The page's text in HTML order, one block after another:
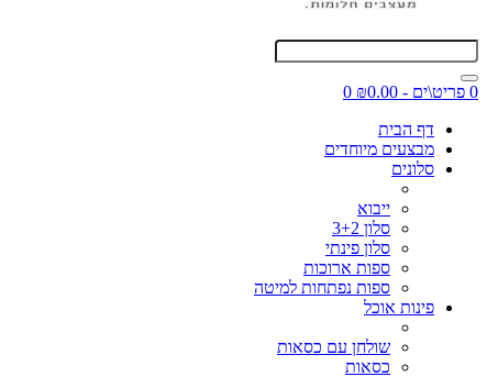
0 פריט\ים - ₪0.00
0
דף הבית
מבצעים מיוחדים
סלונים
ייבוא
סלון 3+2
סלון פינתי
ספות ארוכות
ספות נפתחות למיטה
פינות אוכל
שולחן עם כסאות
כסאות